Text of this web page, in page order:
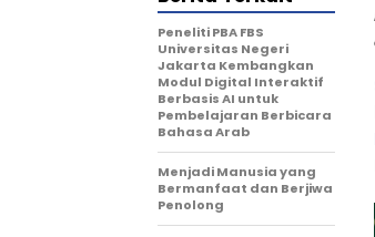
Peneliti PBA FBS
Universitas Negeri
Jakarta Kembangkan
Modul Digital Interaktif
Berbasis AI untuk
Pembelajaran Berbicara
Bahasa Arab
Menjadi Manusia yang
Bermanfaat dan Berjiwa
Penolong